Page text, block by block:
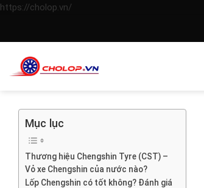
https://cholop.vn/Skip
Mục lục
Thương hiệu Chengshin Tyre (CST) –
Vỏ xe Chengshin của nước nào?
Lốp Chengshin có tốt không? Đánh giá